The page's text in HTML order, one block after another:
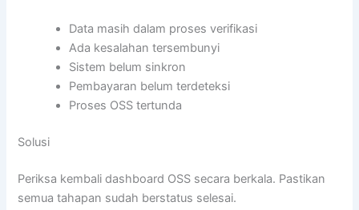
Data masih dalam proses verifikasi
Ada kesalahan tersembunyi
Sistem belum sinkron
Pembayaran belum terdeteksi
Proses OSS tertunda
Solusi
Periksa kembali dashboard OSS secara berkala. Pastikan
semua tahapan sudah berstatus selesai.